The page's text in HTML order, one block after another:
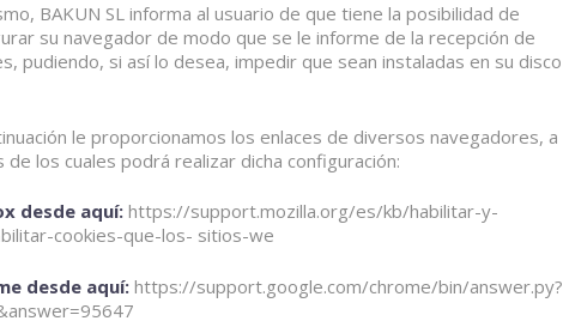
BAKUN SL informa al usuario de que tiene la posibilidad de
su navegador de modo que se le informe de la recepción de
pudiendo, si así lo desea, impedir que sean instaladas en su disco
le proporcionamos los enlaces de diversos navegadores, a
de los cuales podrá realizar dicha configuración:
desde aquí: https://support.mozilla.org/es/kb/habilitar-y-
cookies-que-los- sitios-we
desde aquí: https://support.google.com/chrome/bin/answer.py?